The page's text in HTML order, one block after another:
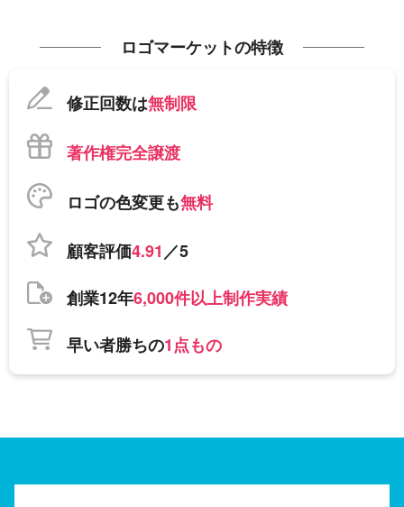
ロゴマーケットの特徴
修正回数は無制限
著作権完全譲渡
ロゴの色変更も無料
顧客評価4.91／5
創業12年6,000件以上制作実績
早い者勝ちの1点もの